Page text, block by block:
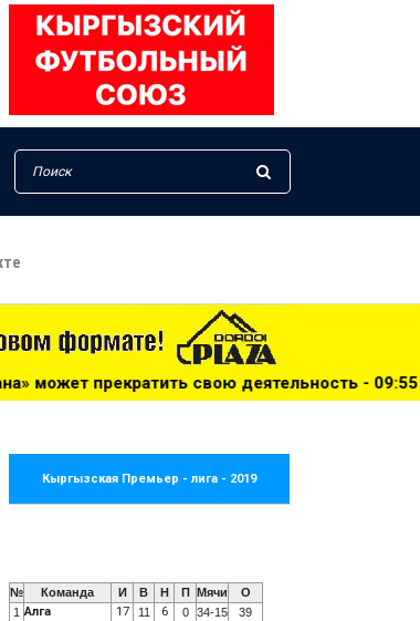
свою деятельность - 09:55 ***ФИФА решила
Кыргызская Премьер - лига - 2019
№ Команда И В Н П Мячи
О
1 Алга 17 11 6 0 34-15 39